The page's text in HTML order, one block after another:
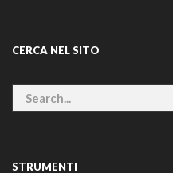
CERCA NEL SITO
STRUMENTI